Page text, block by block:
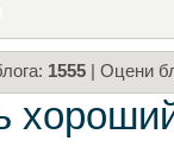
1555 | Оцени